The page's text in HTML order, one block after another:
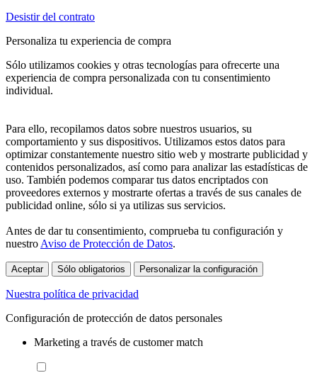
Desistir del contrato
Personaliza tu experiencia de compra
Sólo utilizamos cookies y otras tecnologías para ofrecerte una
experiencia de compra personalizada con tu consentimiento
individual.
Para ello, recopilamos datos sobre nuestros usuarios, su
comportamiento y sus dispositivos. Utilizamos estos datos para
optimizar constantemente nuestro sitio web y mostrarte publicidad y
contenidos personalizados, así como para analizar las estadísticas de
uso. También podemos comparar tus datos encriptados con
proveedores externos y mostrarte ofertas a través de sus canales de
publicidad online, sólo si ya utilizas sus servicios.
Antes de dar tu consentimiento, comprueba tu configuración y
nuestroAviso de Protección de Datos.
Aceptar Sólo obligatorios Personalizar la configuración
Nuestra política de privacidad
Configuración de protección de datos personales
Marketing a través de customer match